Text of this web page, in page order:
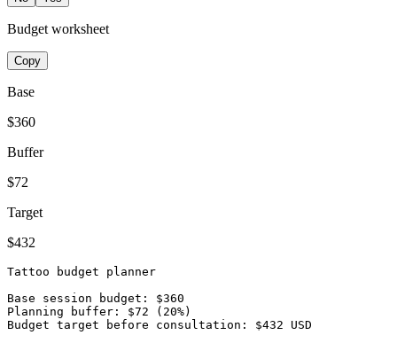
Budget worksheet
Copy
Base
$360
Buffer
$72
Target
$432
Tattoo budget planner
Base session budget: $360
Planning buffer: $72 (20%)
Budget target before consultation: $432 USD